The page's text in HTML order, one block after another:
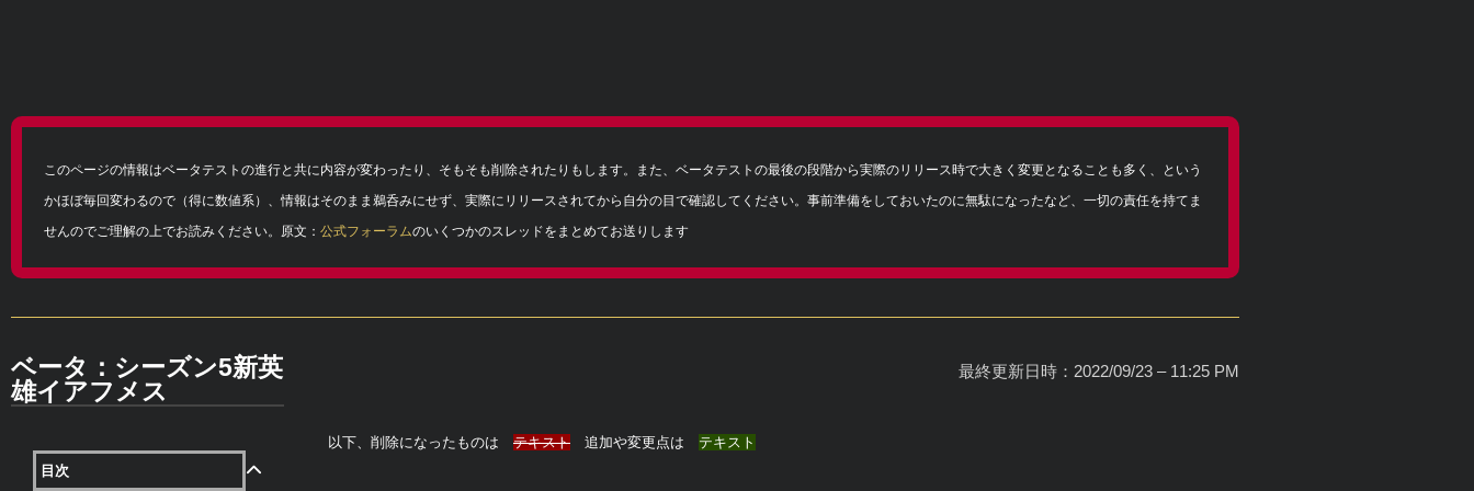
このページの情報はベータテストの進行と共に内容が変わったり、そもそも削除されたりもします。また、ベータテストの最後の段階から実際のリリース時で大きく変更となることも多く、という
かほぼ毎回変わるので（得に数値系）、情報はそのまま鵜呑みにせず、実際にリリースされてから自分の目で確認してください。事前準備をしておいたのに無駄になったなど、一切の責任を持てま
せんのでご理解の上でお読みください。原文： 公式フォーラムのいくつかのスレッドをまとめてお送りします
ベータ：シーズン5新英
雄イアフメス
目次
最終更新日時：2022/09/23 – 11:25 PM
以下、削除になったものは テキスト追加や変更点は テキスト